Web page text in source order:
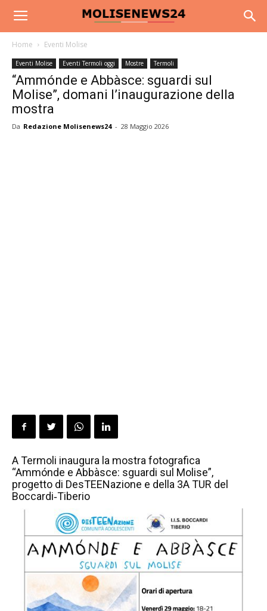
Home Eventi Molise
Eventi Molise Eventi Termoli oggi Mostre Termoli
“Ammónde e Abbàsce: sguardi sul
Molise”, domani l’inaugurazione della
mostra
Da Redazione Molisenews24 - 28 Maggio 2026
A Termoli inaugura la mostra fotografica
“Ammónde e Abbàsce: sguardi sul Molise”,
progetto di DesTEENazione e della 3A TUR del
Boccardi‑Tiberio